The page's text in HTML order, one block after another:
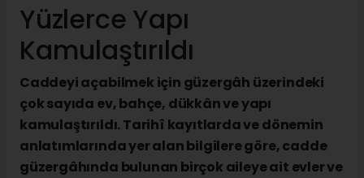
Yüzlerce Yapı
Kamulaştırıldı
Caddeyi açabilmek için güzergâh üzerindeki
çok sayıda ev, bahçe, dükkân ve yapı
kamulaştırıldı. Tarihî kayıtlarda ve dönemin
anlatımlarında yer alan bilgilere göre, cadde
güzergâhında bulunan birçok aileye ait evler ve